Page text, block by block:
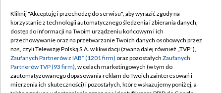
TVP
Abonament TVP
Emisja w TVP
Centrum informacji TVP
Naziemna Telewizja Cyfrowa
Regulamin TVP
Polityka prywatności
Moje zgody
Pomoc
Kliknij "Akceptuję i przechodzę do serwisu", aby wyrazić zgody na
korzystanie z technologii automatycznego śledzenia i zbierania danych,
dostęp do informacji na Twoim urządzeniu końcowym i ich
przechowywanie oraz na przetwarzanie Twoich danych osobowych przez
nas, czyli Telewizję Polską S.A. w likwidacji (zwaną dalej również „TVP”),
Zaufanych Partnerów z IAB* (1201 firm) oraz pozostałych Zaufanych
Partnerów TVP (93 firm), w celach marketingowych (w tym do
zautomatyzowanego dopasowania reklam do Twoich zainteresowań i
mierzenia ich skuteczności) i pozostałych, które wskazujemy poniżej, a